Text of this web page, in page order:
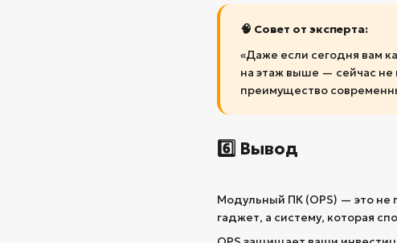
🧠 Совет от эксперта:
«Даже если сегодня вам
на этаж выше — сейчас не
преимущество
6️⃣ Вывод
Модульный ПК (OPS) — это не
гаджет, а систему, которая